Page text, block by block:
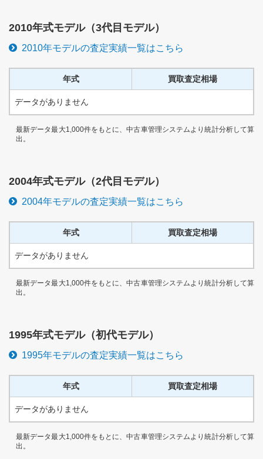
2010年式モデル（3代目 モデル）
2010年モデルの査定実績一覧はこちら
年式 買取査定相場
データがありません
最新データ最大1,000件をもとに、中古車管理システムより統計分析して算
出。
2004年式モデル（2代目 モデル）
2004年モデルの査定実績一覧はこちら
年式 買取査定相場
データがありません
最新データ最大1,000件をもとに、中古車管理システムより統計分析して算
出。
1995年式モデル（初代モデル）
1995年モデルの査定実績一覧はこちら
年式 買取査定相場
データがありません
最新データ最大1,000件をもとに、中古車管理システムより統計分析して算
出。